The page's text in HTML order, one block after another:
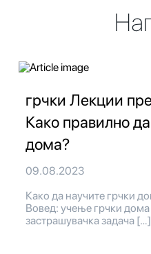
грчки Лекции
Како правилно
дома?
09.08.2023
Како да научите грчки
Вовед: учење грчки
застрашувачка задача […]